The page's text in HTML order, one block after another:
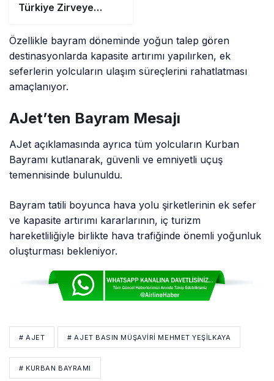
Türkiye Zirveye
Özellikle bayram döneminde yoğun talep gören
destinasyonlarda kapasite artırımı yapılırken, ek
seferlerin yolcuların ulaşım süreçlerini rahatlatması
amaçlanıyor.
AJet’ten Bayram Mesajı
AJet açıklamasında ayrıca tüm yolcuların Kurban
Bayramı kutlanarak, güvenli ve emniyetli uçuş
temennisinde bulunuldu.
Bayram tatili boyunca hava yolu şirketlerinin ek sefer
ve kapasite artırımı kararlarının, iç turizm
hareketliliğiyle birlikte hava trafiğinde önemli yoğunluk
oluşturması bekleniyor.
# AJET # AJET BASIN MÜŞAVIRI MEHMET YEŞILKAYA
# KURBAN BAYRAMI